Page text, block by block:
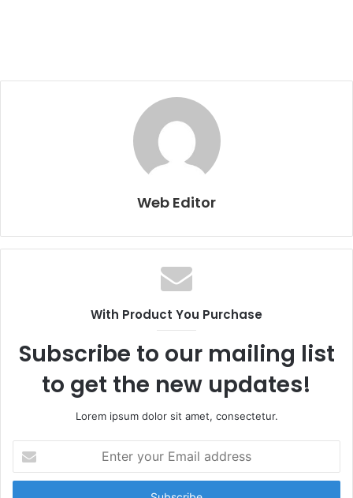
Web Editor
With Product You Purchase
Subscribe to our mailing list
to get the new updates!
Lorem ipsum dolor sit amet, consectetur.
t